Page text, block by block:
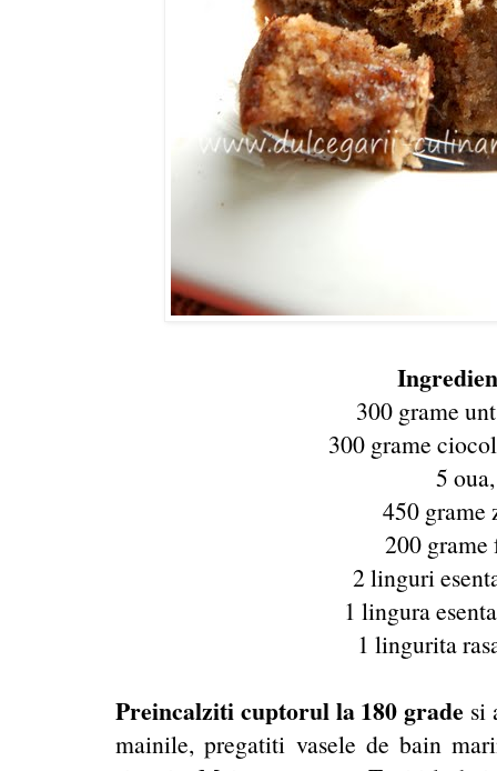
300 grame
300 grame
5 oua,
450 grame
200 grame
2 linguri
1 lingura
1 lingurita
Preincalziti cuptorul la 180 grade si
mainile, pregatiti vasele de bain